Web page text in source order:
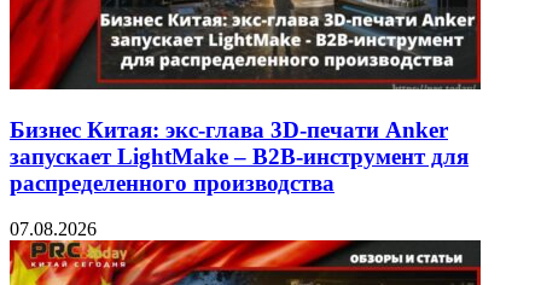
Бизнес Китая: экс-глава 3D-печати Anker
запускает LightMake – B2B-инструмент для
распределенного производства
07.08.2026